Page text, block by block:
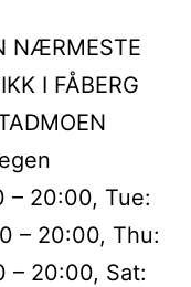
NÆRMESTE
I FÅBERG
– 20:00, Tue:
– 20:00, Thu:
– 20:00, Sat: